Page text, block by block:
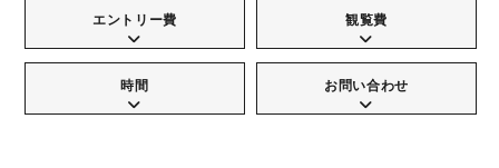
エントリー費 観覧費
時間 お問い合わせ